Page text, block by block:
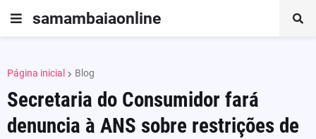
samambaiaonline
Página inicial Blog
Secretaria do Consumidor fará
denuncia à ANS sobre restrições de